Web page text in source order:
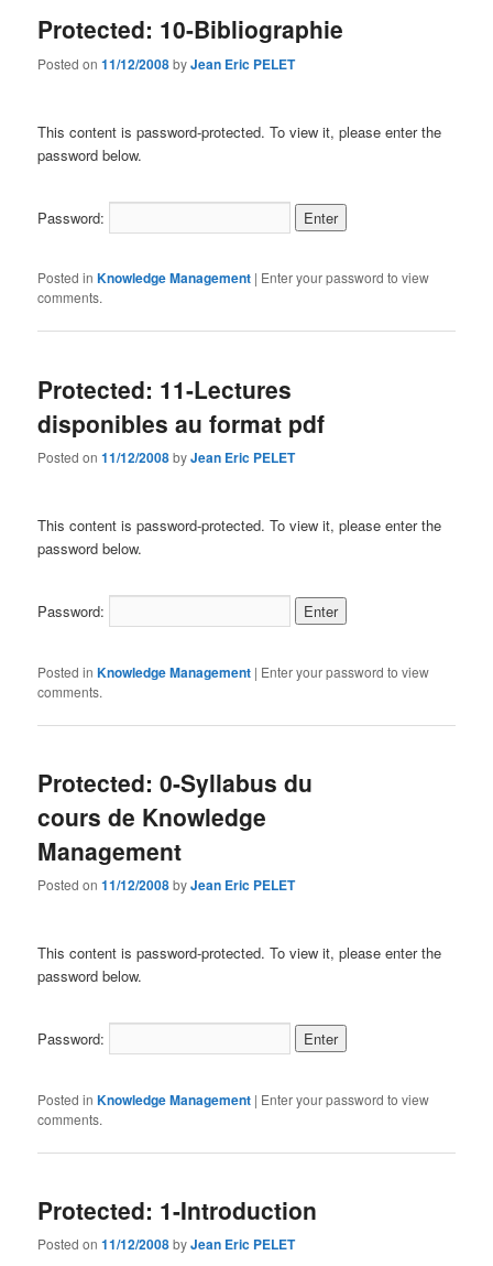
Protected: 10-Bibliographie
Posted on11/12/2008byJean Eric PELET
This content is password-protected. To view it, please enter the
password below.
Password:
Posted in Knowledge Management | Enter your password to view
comments.
Protected: 11-Lectures
disponibles au format pdf
Posted on11/12/2008byJean Eric PELET
This content is password-protected. To view it, please enter the
password below.
Password:
Posted in Knowledge Management | Enter your password to view
comments.
Protected: 0-Syllabus du
cours de Knowledge
Management
Posted on11/12/2008byJean Eric PELET
This content is password-protected. To view it, please enter the
password below.
Password:
Posted in Knowledge Management | Enter your password to view
comments.
Protected: 1-Introduction
Posted on11/12/2008byJean Eric PELET